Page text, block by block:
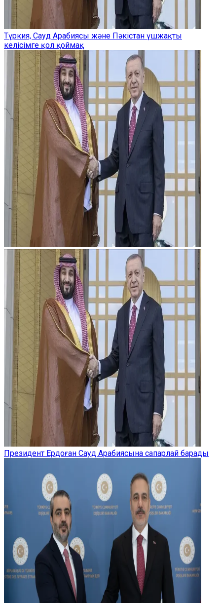
Түркия, Сауд Арабиясы және Пәкістан үшжақты
келісімге қол қоймақ
Президент Ердоған Сауд Арабиясына сапарлай барады